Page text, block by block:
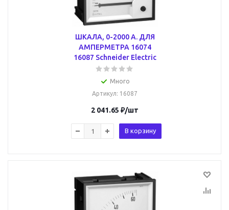
ШКАЛА, 0-2000 A. ДЛЯ
АМПЕРМЕТРА 16074
16087 Schneider Electric
Много
Артикул: 16087
2 041.65 ₽/шт
В корзину